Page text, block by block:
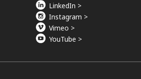
LinkedIn >
Instagram >
Vimeo >
YouTube >